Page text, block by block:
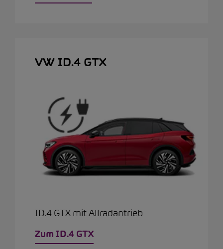
VW ID.4 GTX
ID.4 GTX mit Allradantrieb
Zum ID.4 GTX